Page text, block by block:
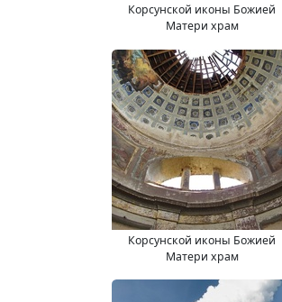
Корсунской иконы Божией
Матери храм
Корсунской иконы Божией
Матери храм